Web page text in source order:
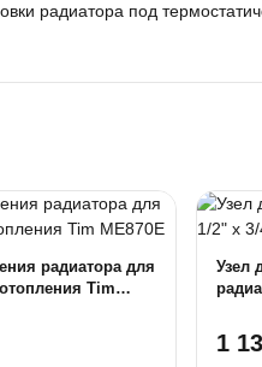
радиатора под
радиатора для
Tim
Узел
1